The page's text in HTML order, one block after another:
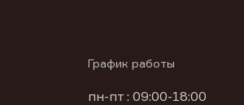
График работы
пн-пт : 09:00-18:00